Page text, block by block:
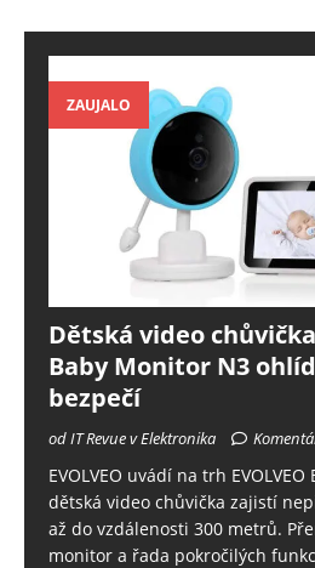
ZAUJALO
Dětská video chůvička
Baby Monitor N3
bezpečí
od IT Revue v Elektronika
EVOLVEO uvádí na trh
dětská video chůvička zajistí
až do vzdálenosti 300 metrů.
monitor a řada pokročilých